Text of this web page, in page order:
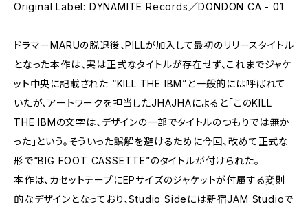
Original Label: DYNAMITE Records／DONDON CA - 01
ドラマーMARUの脱退後、PILLが加入して最初のリリースタイトル
となった本作は、実は正式なタイトルが存在せず、これまでジャケ
ット中央に記載された “KILL THE IBM”と一般的には呼ばれて
いたが、アートワークを担当したJHAJHAによると「このKILL
THE IBMの文字は、デザインの一部でタイトルのつもりでは無か
った」という。そういった誤解を避けるために今回、改めて正式な
形で“BIG FOOT CASSETTE”のタイトルが付けられた。
本作は、カセットテープにEPサイズのジャケットが付属する変則
的なデザインとなっており、Studio Sideには新宿JAM Studioで